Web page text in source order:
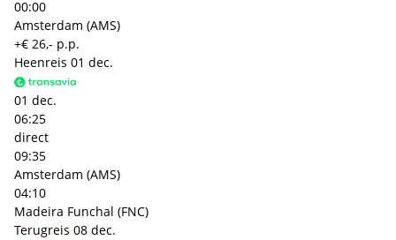
00:00
Amsterdam (AMS)
+€ 26,- p.p.
Heenreis 01 dec.
01 dec.
06:25
direct
09:35
Amsterdam (AMS)
04:10
Madeira Funchal (FNC)
Terugreis 08 dec.